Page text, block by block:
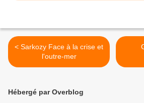
< Sarkozy Face à la crise et
l'outre-mer
Hébergé par Overblog